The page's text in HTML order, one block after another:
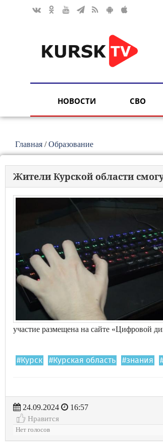
НОВОСТИ СВО
Главная /Образование
Жители Курской области
участие размещена на сайте «Цифровой
#Курск #Курская область #знания
24.09.2024
16:57
Нравится
Нет голосов